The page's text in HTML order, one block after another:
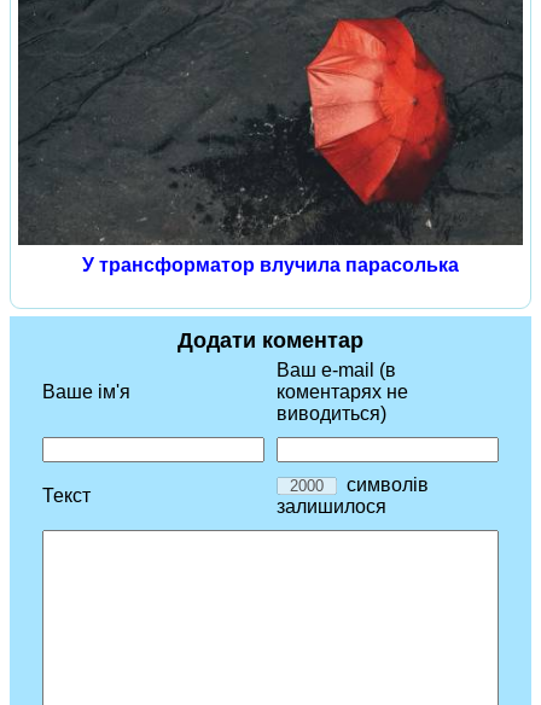
У трансформатор влучила парасолька
Додати коментар
Ваше ім'я
Ваш e-mail (в
коментарях не
виводиться)
Текст
символів
залишилося